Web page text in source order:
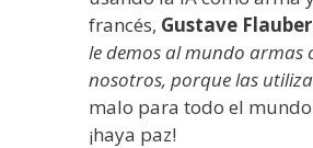
francés, Gustave
le demos al mundo armas
nosotros, porque las
malo para todo el
¡haya paz!